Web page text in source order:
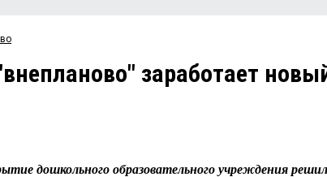
заработает
дошкольного образовательного учреждения